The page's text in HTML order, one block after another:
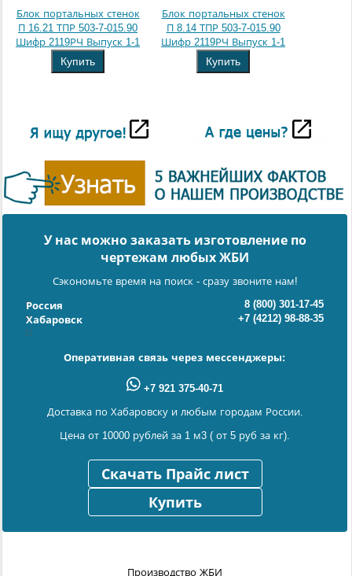
Блок портальных стенок
П 16.21 ТПР 503-7-015.90
Шифр 2119РЧ Выпуск 1-1
Купить
Блок портальных стенок
П 8.14 ТПР 503-7-015.90
Шифр 2119РЧ Выпуск 1-1
Купить
У нас можно заказать изготовление по
чертежам любых ЖБИ
Сэкономьте время на поиск - сразу звоните нам!
Россия
8 (800) 301-17-45
Хабаровск
+7 (4212) 98-88-35
Оперативная связь через мессенджеры:
+7 921 375-40-71
Доставка по Хабаровску и любым городам России.
Цена от 10000 рублей за 1 м3 ( от 5 руб за кг).
Скачать Прайс лист
Купить
Производство ЖБИ